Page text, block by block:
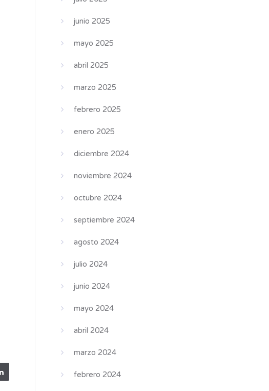
junio 2025
mayo 2025
abril 2025
marzo 2025
febrero 2025
enero 2025
diciembre 2024
noviembre 2024
octubre 2024
septiembre 2024
agosto 2024
julio 2024
junio 2024
mayo 2024
abril 2024
marzo 2024
febrero 2024